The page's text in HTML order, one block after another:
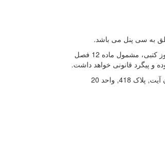
به سی پنل می باشد.
هرگونه کپی برداری بدون مجوز کتبی، مشمول ماده 12 فصل
و پیگرد قانونی خواهد داشت.
418, واحد 20